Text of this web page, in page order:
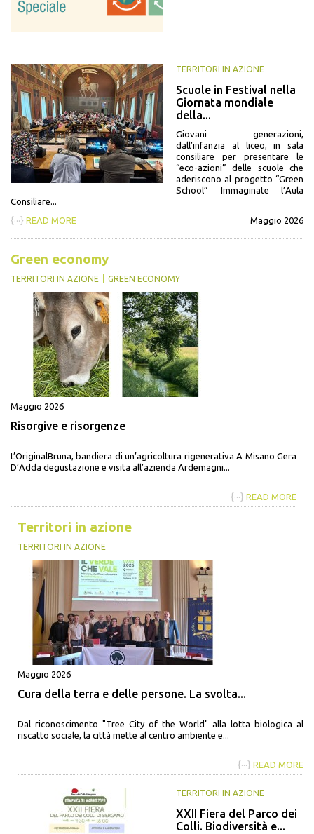
TERRITORI IN AZIONE
Scuole in Festival nella
Giornata mondiale
della...
Giovani generazioni,
dall’infanzia al liceo, in sala
consiliare per presentare le
“eco-azioni” delle scuole che
aderiscono al progetto “Green
School” Immaginate l’Aula
Consiliare...
{···} READ MORE Maggio 2026
Green economy
TERRITORI IN AZIONE GREEN ECONOMY
Maggio 2026
Risorgive e risorgenze
L’OriginalBruna, bandiera di un’agricoltura rigenerativa A Misano Gera
D’Adda degustazione e visita all’azienda Ardemagni...
{···} READ MORE
Territori in azione
TERRITORI IN AZIONE
Maggio 2026
Cura della terra e delle persone. La svolta...
Dal riconoscimento "Tree City of the World" alla lotta biologica al
riscatto sociale, la città mette al centro ambiente e...
{···} READ MORE
TERRITORI IN AZIONE
XXII Fiera del Parco dei
Colli. Biodiversità e...